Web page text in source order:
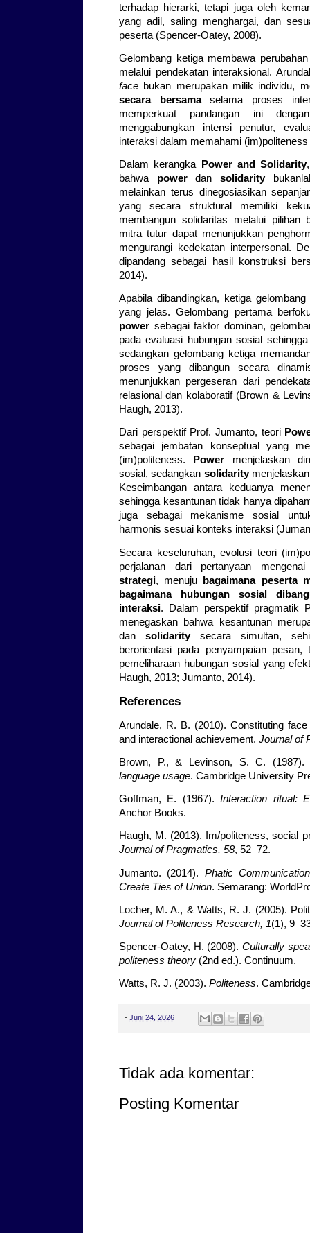
terhadap hierarki, tetapi juga oleh
yang adil, saling menghargai, dan
peserta (Spencer-Oatey, 2008).
Gelombang ketiga membawa
melalui pendekatan interaksional.
face bukan merupakan milik individu,
secara bersamaselama proses
memperkuat pandangan ini
menggabungkan intensi penutur,
interaksi dalam memahami
Dalam kerangka Power and Solidarity
bahwa powerdansolidarity
melainkan terus dinegosiasikan
yang secara struktural memiliki
membangun solidaritas melalui pilihan
mitra tutur dapat menunjukkan
mengurangi kedekatan interpersonal.
dipandang sebagai hasil konstruksi
2014).
Apabila dibandingkan, ketiga
yang jelas. Gelombang pertama
power sebagai faktor dominan,
pada evaluasi hubungan sosial
sedangkan gelombang ketiga
proses yang dibangun secara
menunjukkan pergeseran dari
relasional dan kolaboratif (Brown &
Haugh, 2013).
Dari perspektif Prof. Jumanto, teori
sebagai jembatan konseptual yang
(im)politeness.
Power menjelaskan
sosial, sedangkan solidarity
Keseimbangan antara keduanya
sehingga kesantunan tidak hanya
juga sebagai mekanisme sosial
harmonis sesuai konteks interaksi
Secara keseluruhan, evolusi teori
perjalanan dari pertanyaan
strategi, menuju bagaimana peserta
bagaimana hubungan sosial
interaksi. Dalam perspektif pragmatik
menegaskan bahwa kesantunan
dan solidaritysecara simultan,
berorientasi pada penyampaian
pemeliharaan hubungan sosial yang
Haugh, 2013; Jumanto, 2014).
References
Arundale, R. B. (2010). Constituting
and interactional achievement. Journal of
Brown, P., & Levinson, S. C.
language usage. Cambridge University
Goffman, E. (1967).Interaction ritual:
Anchor Books.
Haugh, M. (2013). Im/politeness, social
Journal of Pragmatics, 58, 52–72.
Jumanto. (2014). Phatic
Create Ties of Union. Semarang:
Locher, M. A., & Watts, R. J. (2005).
Journal of Politeness Research, 1(1),
Spencer-Oatey, H. (2008).Culturally
politeness theory (2nd ed.). Continuum.
Watts, R. J. (2003). Politeness.
- Juni 24, 2026
Tidak ada komentar:
Posting Komentar